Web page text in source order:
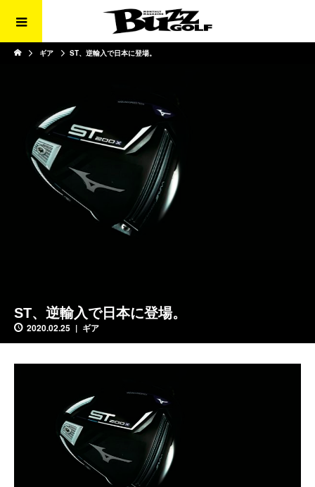
ギア ST、逆輸入で日本に登場。
ST、逆輸入で日本に登場。
2020.02.25 ギア